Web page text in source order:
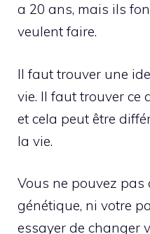
a 20 ans, mais ils
veulent faire.
Il faut trouver une
vie. Il faut trouver ce
et cela peut être
la vie.
Vous ne pouvez pas
génétique, ni votre
essayer de changer